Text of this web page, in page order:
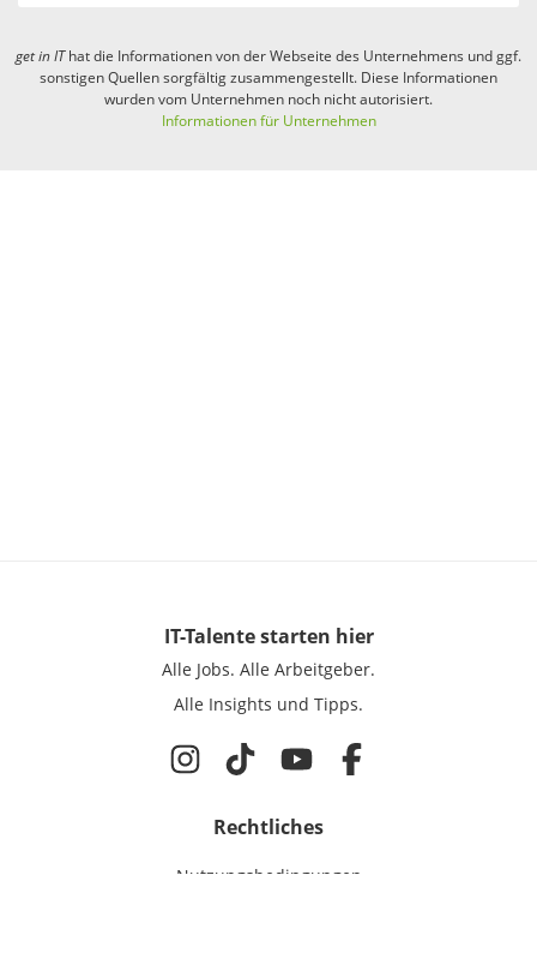
get in IThat die Informationen von der Webseite des Unternehmens und ggf.
sonstigen Quellen sorgfältig zusammengestellt. Diese Informationen
wurden vom Unternehmen noch nicht autorisiert.
Informationen für Unternehmen
IT-Talentestarten hier
Alle Jobs. Alle Arbeitgeber.
Alle Insights und Tipps.
Rechtliches
Nutzungsbedingungen